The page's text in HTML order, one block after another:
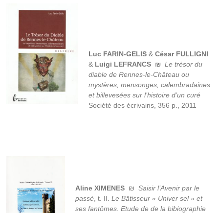
Luc FARIN-GELIS &César FULLIGNI
& Luigi LEFRANCS ₪ Le trésor du
diable de Rennes-le-Château ou
mystères, mensonges, calembradaines
et billevesées sur l’histoire d’un curé
Société des écrivains, 356 p., 2011
Aline XIMENES ₪Saisir l’Avenir par le
passé , t. II.Le Bâtisseur « Univer sel » et
ses fantômes. Etude de de la bibiographie